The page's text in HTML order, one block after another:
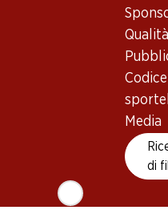
Qualità
Media
di
Maturità di beva
Temperatura di
15–17 °C